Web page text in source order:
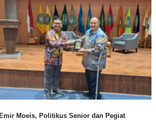
Emir Moeis, Politikus Senior dan Pegiat